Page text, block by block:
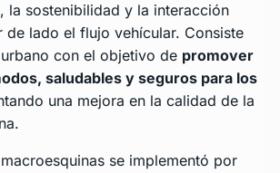
la sostenibilidad y la interacción
de lado el flujo vehícular. Consiste
con el objetivo de promover
saludables y seguros para los
una mejora en la calidad de la
se implementó por